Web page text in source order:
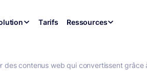
Tarifs Ressources
des contenus web qui convertissent grâce